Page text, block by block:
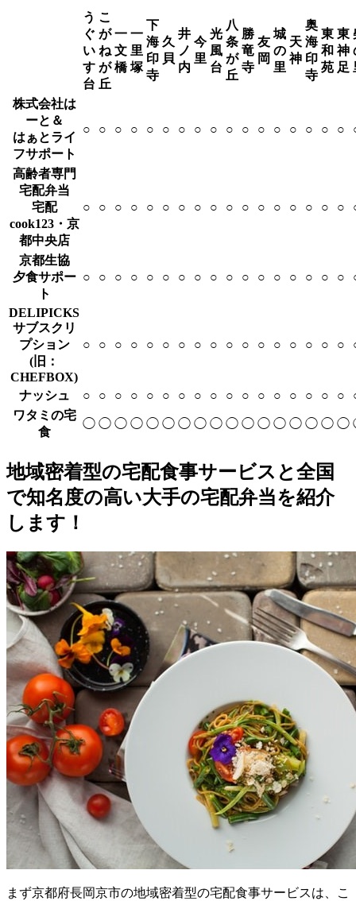
う
ぐ
い
す
台
こ
が
ね
が
丘
一
文
橋
一
里
塚
下
海
印
寺
久
貝
井
ノ
内
今
里
光
風
台
八
条
が
丘
勝
竜
寺
友
岡
城
の
里
天
神
奥
海
印
寺
東
和
苑
東
神
足
株式会社は
ーと＆
はぁとライ
フサポート
○ ○ ○ ○ ○ ○ ○ ○ ○ ○ ○ ○ ○ ○ ○ ○ ○
高齢者専門
宅配弁当
宅配
cook123・京
都中央店
○ ○ ○ ○ ○ ○ ○ ○ ○ ○ ○ ○ ○ ○ ○ ○ ○
京都生協
夕食サポー
ト
○ ○ ○ ○ ○ ○ ○ ○ ○ ○ ○ ○ ○ ○ ○ ○ ○
DELIPICKS
サブスクリ
プション
(旧：
CHEFBOX)
○ ○ ○ ○ ○ ○ ○ ○ ○ ○ ○ ○ ○ ○ ○ ○ ○
ナッシュ ○ ○ ○ ○ ○ ○ ○ ○ ○ ○ ○ ○ ○ ○ ○ ○ ○
ワタミの宅
食
◯ ◯ ◯ ◯ ◯ ◯ ◯ ◯ ◯ ◯ ◯ ◯ ◯ ◯ ◯ ◯ ◯
地域密着型の宅配食事サービスと全国
で知名度の高い大手の宅配弁当を紹介
します！
まず京都府長岡京市の地域密着型の宅配食事サービスは、こ